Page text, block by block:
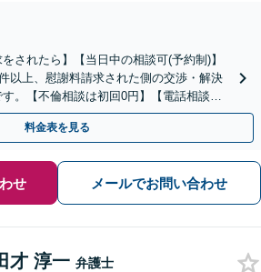
されたら】【当日中の相談可(予約制)】
以上、慰謝料請求された側の交渉・解決
。【不倫相談は初回0円】【電話相談で
】
料金表を見る
せ メールでお問い合わせ
才 淳一 弁護士